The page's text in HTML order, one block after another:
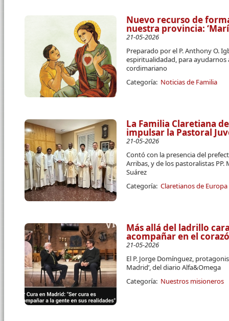
Nuevo recurso de
nuestra provincia:
21-05-2026
Preparado por el P. Anthony O.
espiritualidadad, para
cordimariano
Categoría: Noticias de Familia
La Familia Claretiana
impulsar la Pastoral
21-05-2026
Contó con la presencia del
Arribas, y de los pastoralistas
Suárez
Categoría: Claretianos de Europa
Más allá del ladrillo
acompañar en el
21-05-2026
El P. Jorge Domínguez,
Madrid’, del diario Alfa&Omega
Categoría: Nuestros misioneros